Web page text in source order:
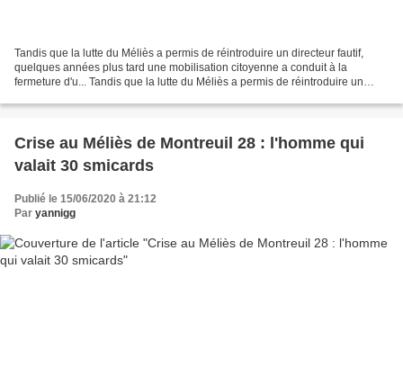
Tandis que la lutte du Méliès a permis de réintroduire un directeur fautif,
quelques années plus tard une mobilisation citoyenne a conduit à la
fermeture d'u... Tandis que la lutte du Méliès a permis de réintroduire un
Crise au Méliès de Montreuil 28 : l'homme qui
valait 30 smicards
Publié le 15/06/2020 à 21:12
Par yannigg